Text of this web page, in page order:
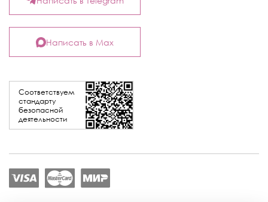
Соответствуем
стандарту
безопасной
деятельности
Написать в Max